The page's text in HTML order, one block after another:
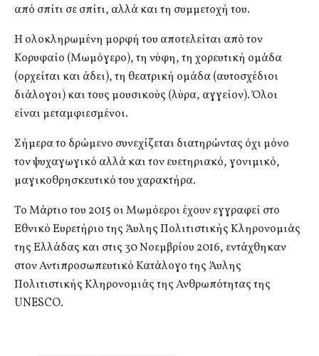
από σπίτι σε σπίτι, αλλά και τη συμμετοχή του.
Η ολοκληρωμένη μορφή του αποτελείται από τον
Κορυφαίο (Μωμόγερο), τη νύφη, τη χορευτική ομάδα
(ορχείται και άδει), τη θεατρική ομάδα (αυτοσχέδιοι
διάλογοι) και τους μουσικούς (λύρα, αγγείον). Όλοι
είναι μεταμφιεσμένοι.
Σήμερα το δρώμενο συνεχίζεται διατηρώντας όχι μόνο
τον ψυχαγωγικό αλλά και τον ευετηριακό, γονιμικό,
μαγικοθρησκευτικό του χαρακτήρα.
Το Μάρτιο του 2015 οι Μωμόεροι έχουν εγγραφεί στο
Εθνικό Ευρετήριο της Άυλης Πολιτιστικής Κληρονομιάς
της Ελλάδας και στις 30 Νοεμβρίου 2016, εντάχθηκαν
στον Αντιπροσωπευτικό Κατάλογο της Άυλης
Πολιτιστικής Κληρονομιάς της Ανθρωπότητας της
UNESCO.